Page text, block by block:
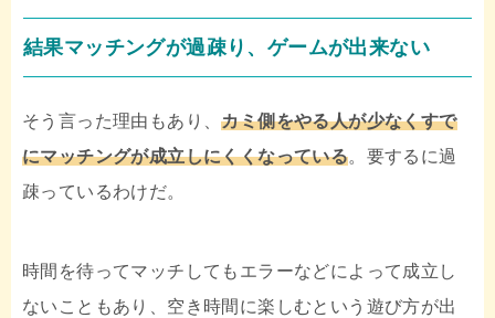
結果マッチングが過疎り、ゲームが出来ない
そう言った理由もあり、カミ側をやる人が少なくすで
にマッチングが成立しにくくなっている。要するに過
疎っているわけだ。
時間を待ってマッチしてもエラーなどによって成立し
ないこともあり、空き時間に楽しむという遊び方が出